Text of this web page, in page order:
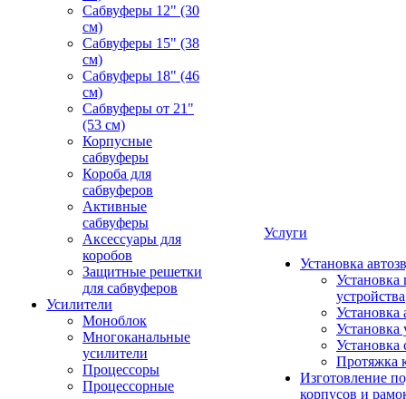
Сабвуферы 12" (30
см)
Сабвуферы 15" (38
см)
Сабвуферы 18" (46
см)
Сабвуферы от 21"
(53 см)
Корпусные
сабвуферы
Короба для
сабвуферов
Активные
сабвуферы
Аксессуары для
коробов
Защитные решетки
для сабвуферов
Усилители
Моноблок
Многоканальные
усилители
Процессоры
Процессорные
Услуги
Установка
Установка
устройства
Установка
Установка
Установка
Протяжка
Изготовление
корпусов и